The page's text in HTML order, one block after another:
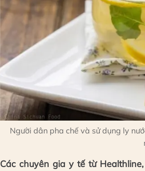
Người dân pha chế và sử dụng ly
Các chuyên gia y tế từ